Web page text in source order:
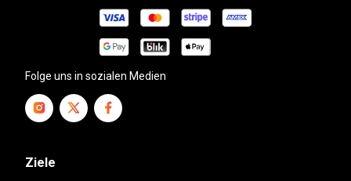
Folge uns in sozialen Medien
Ziele